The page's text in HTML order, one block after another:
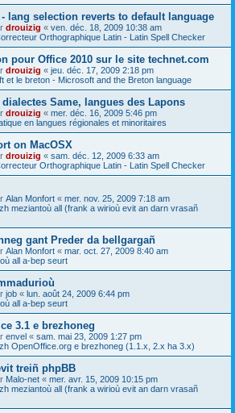
- lang selection reverts to default language
drouizig « ven. déc. 18, 2009 10:38 am
Orthographique Latin - Latin Spell Checker
pour Office 2010 sur le site technet.com
drouizig « jeu. déc. 17, 2009 2:18 pm
et le breton - Microsoft and the Breton language
Same, langues des Lapons
drouizig « mer. déc. 16, 2009 5:46 pm
en langues régionales et minoritaires
on MacOSX
drouizig « sam. déc. 12, 2009 6:33 am
Orthographique Latin - Latin Spell Checker
Alan Monfort « mer. nov. 25, 2009 7:18 am
meziantoù all (frank a wirioù evit an darn vrasañ
gant Preder da bellgargañ
Alan Monfort « mar. oct. 27, 2009 8:40 am
all a-bep seurt
job « lun. août 24, 2009 6:44 pm
all a-bep seurt
3.1 e brezhoneg
envel « sam. mai 23, 2009 1:27 pm
OpenOffice.org e brezhoneg (1.1.x, 2.x ha 3.x)
treiñ phpBB
Malo-net « mer. avr. 15, 2009 10:15 pm
meziantoù all (frank a wirioù evit an darn vrasañ